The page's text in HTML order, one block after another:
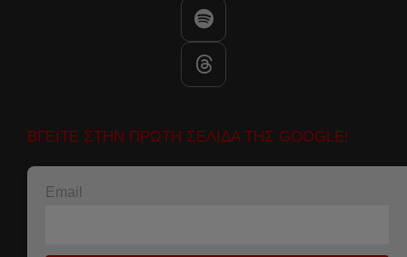
ΒΓΕΙΤΕ ΣΤΗΝ ΠΡΩΤΗ ΣΕΛΙΔΑ ΤΗΣ GOOGLE!
Email